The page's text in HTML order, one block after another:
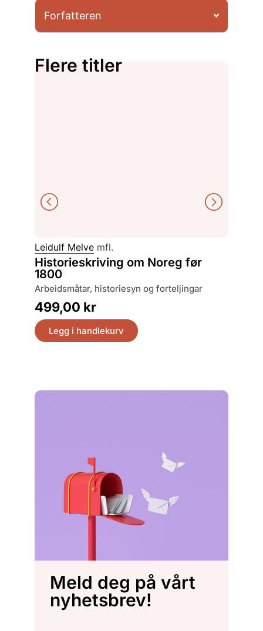
Forfatteren
Flere titler
Leidulf Melve mfl.
Historieskriving om Noreg før
1800
arbeidsmåtar, historiesyn og forteljingar
499,00 kr
Legg i handlekurv
Meld deg på vårt
nyhetsbrev!